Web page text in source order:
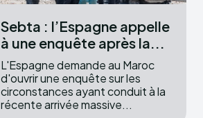
Sebta : l’Espagne appelle
à une enquête après la...
L'Espagne demande au Maroc
d'ouvrir une enquête sur les
circonstances ayant conduit à la
récente arrivée massive...